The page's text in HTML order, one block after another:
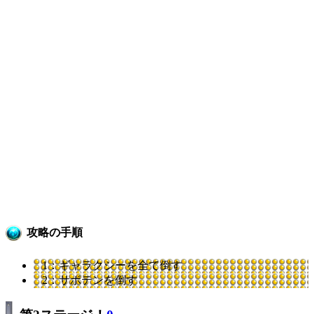
攻略の手順
1：ギャラクシーを全て倒す
2：サボテンを倒す